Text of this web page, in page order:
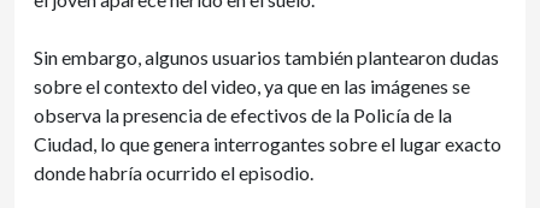
Sin embargo, algunos usuarios también plantearon dudas
sobre el contexto del video, ya que en las imágenes se
observa la presencia de efectivos de la Policía de la
Ciudad, lo que genera interrogantes sobre el lugar exacto
donde habría ocurrido el episodio.